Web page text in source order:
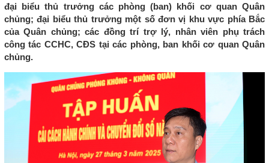
đại biểu thủ trưởng các phòng (ban) khối cơ quan Quân
chủng; đại biểu thủ trưởng một số đơn vị khu vực phía Bắc
của Quân chủng; các đồng trí trợ lý, nhân viên phụ trách
công tác CCHC, CĐS tại các phòng, ban khối cơ quan Quân
chủng.